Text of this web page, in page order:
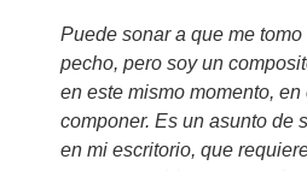
Puede sonar a que me tomo
pecho, pero soy un
en este mismo momento,
componer. Es un asunto de
en mi escritorio, que